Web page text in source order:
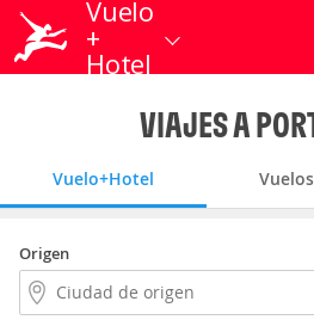
Vuelo
+
Hotel
VIAJES A
Vuelo+Hotel Vuelos
Origen